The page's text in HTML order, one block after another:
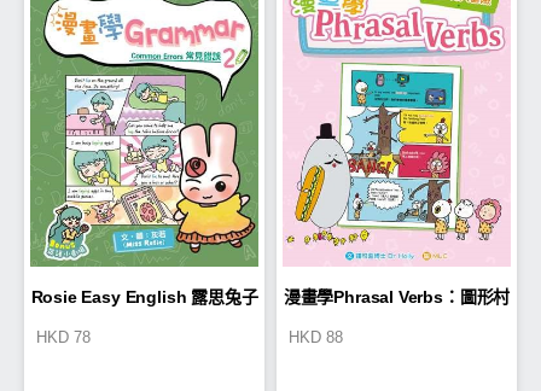
Rosie Easy English 露思兔子
HKD 78
漫畫學Phrasal Verbs：圖形村
HKD 88